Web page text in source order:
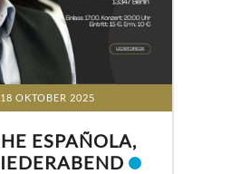
18 OKTOBER 2025
ESPAÑOLA,